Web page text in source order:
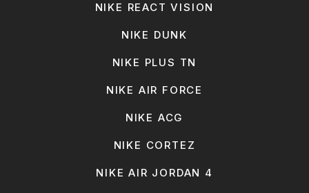
NIKE REACT VISION
NIKE DUNK
NIKE PLUS TN
NIKE AIR FORCE
NIKE ACG
NIKE CORTEZ
NIKE AIR JORDAN 4